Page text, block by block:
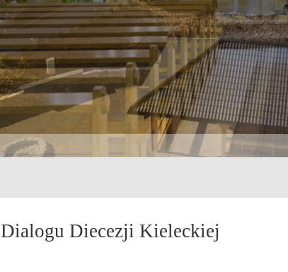
Diecezji Kieleckiej